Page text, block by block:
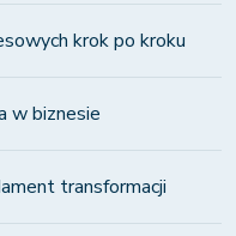
krok po kroku
w biznesie
transformacji